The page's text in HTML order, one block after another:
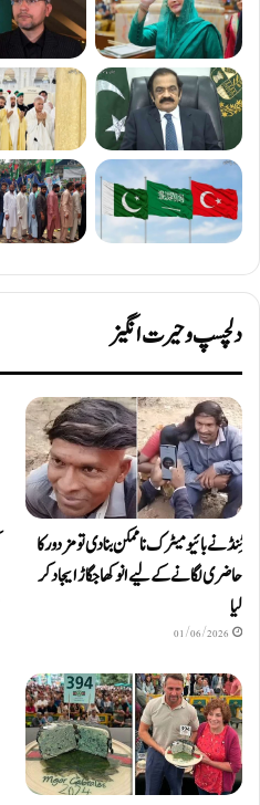
دلچسپ و حیرت انگیز
ٹِنڈ نے بائیومیٹرک ناممکن بنا دی تو مزدور کا
حاضری لگانے کے لیے انوکھا جگاڑ ایجاد کر
لیا
01/06/2026